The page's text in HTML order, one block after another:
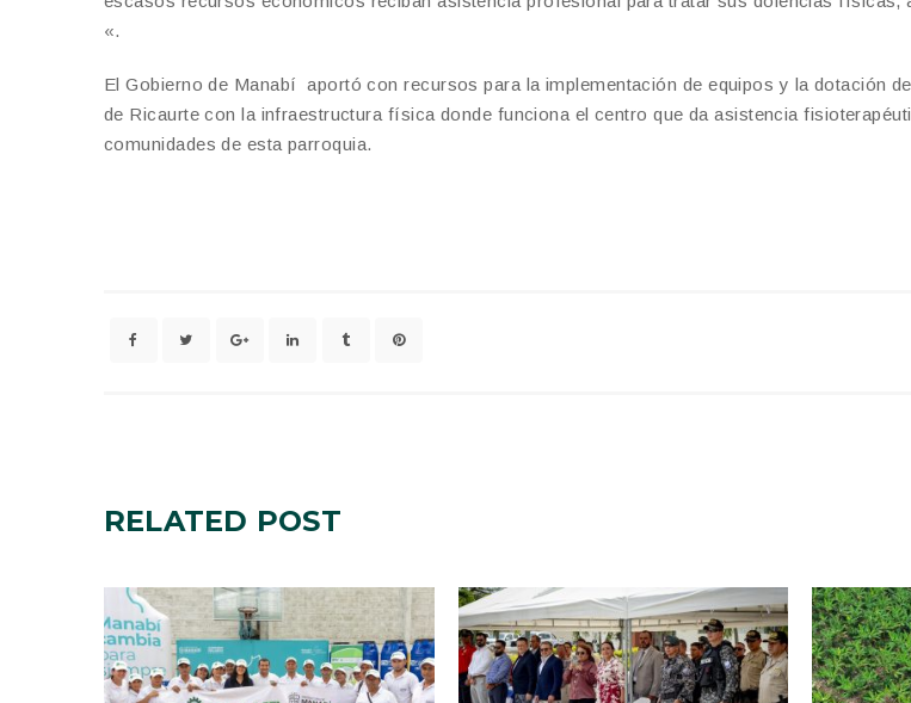
«.
El Gobierno de Manabí aportó con recursos para la implementación de equipos y la dotación
de Ricaurte con la infraestructura física donde funciona el centro que da asistencia
comunidades de esta parroquia.
RELATED POST